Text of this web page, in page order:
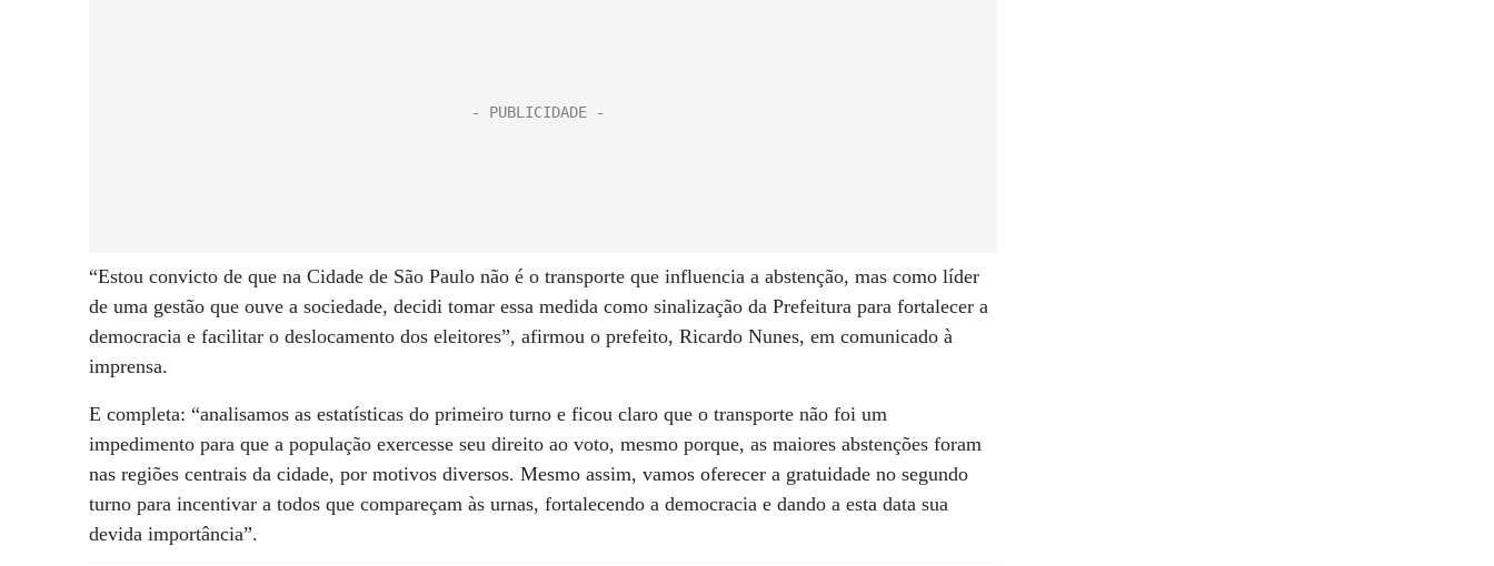
“Estou convicto de que na Cidade de São Paulo não é o transporte que influencia a abstenção, mas como líder
de uma gestão que ouve a sociedade, decidi tomar essa medida como sinalização da Prefeitura para fortalecer a
democracia e facilitar o deslocamento dos eleitores”, afirmou o prefeito, Ricardo Nunes, em comunicado à
imprensa.
E completa: “analisamos as estatísticas do primeiro turno e ficou claro que o transporte não foi um
impedimento para que a população exercesse seu direito ao voto, mesmo porque, as maiores abstenções foram
nas regiões centrais da cidade, por motivos diversos. Mesmo assim, vamos oferecer a gratuidade no segundo
turno para incentivar a todos que compareçam às urnas, fortalecendo a democracia e dando a esta data sua
devida importância”.